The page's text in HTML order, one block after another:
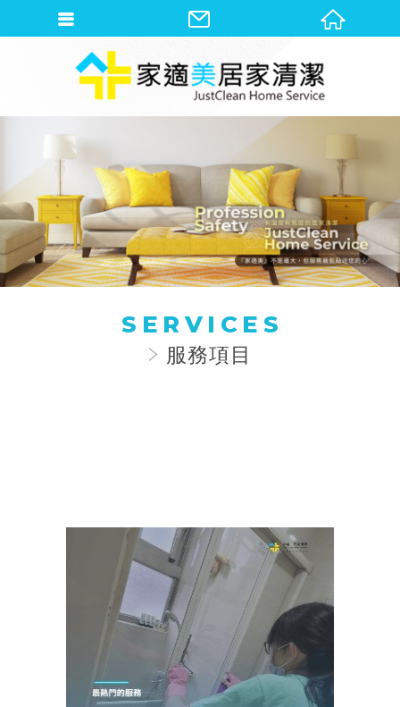
SERVICES
服務項目